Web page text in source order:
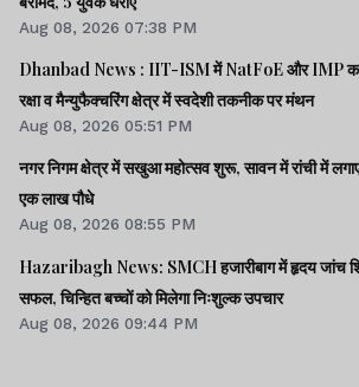
Aug 08, 2026 07:38 PM
Dhanbad News : IIT-ISM में NatFoE और IMP
रक्षा व मैन्युफैक्चरिंग क्षेत्र में स्वदेशी तकनीक पर मंथन
Aug 08, 2026 05:51 PM
नगर निगम क्षेत्र में सखुआ महोत्सव शुरू, सावन में रांची में
एक लाख पौधे
Aug 08, 2026 08:55 PM
Hazaribagh News: SMCH हजारीबाग में हृदय जांच
सफल, चिन्हित बच्चों को मिलेगा निःशुल्क उपचार
Aug 08, 2026 09:44 PM